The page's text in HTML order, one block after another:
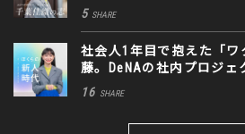
に込めた思い
5 SHARE
社会人1年目で抱えた「ワ
藤。DeNAの社内プロジ
生きる道
16 SHARE